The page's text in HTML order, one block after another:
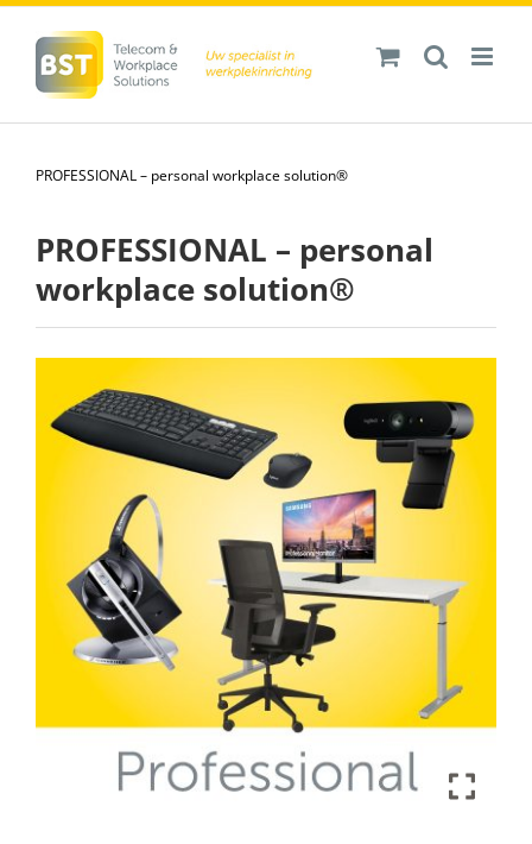
inhoud
PROFESSIONAL – personal workplace solution®
PROFESSIONAL – personal
workplace solution®